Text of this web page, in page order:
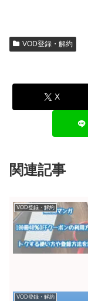
VOD登録・解約
X
関連記事
VOD登録・解約
VOD登録・解約